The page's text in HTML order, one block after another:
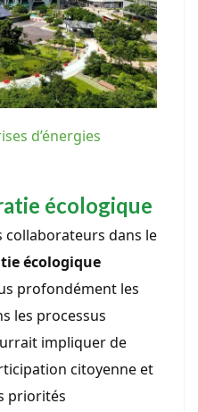
d’énergies
écologique
collaborateurs dans le
écologique
profondément les
les processus
impliquer de
citoyenne et
priorités